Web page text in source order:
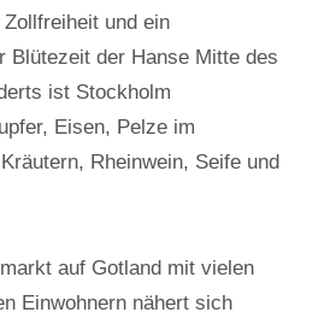
und ein
Blütezeit der Hanse Mitte des
ist Stockholm
Eisen, Pelze im
Rheinwein, Seife und
auf Gotland mit vielen
Einwohnern nähert sich